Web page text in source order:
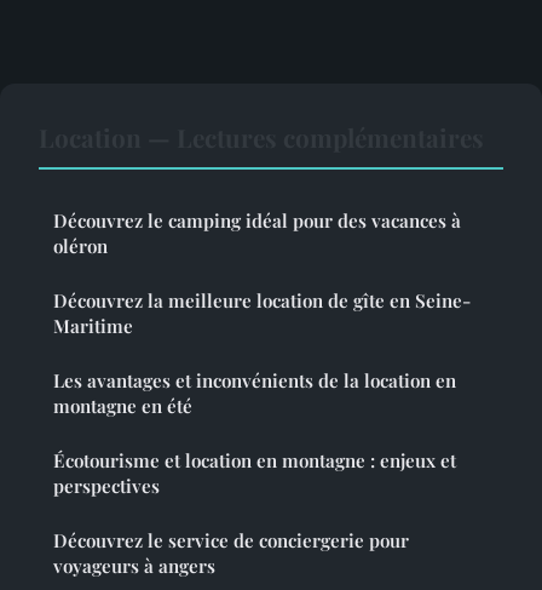
Découvrez le camping idéal pour des vacances à
oléron
Découvrez la meilleure location de gîte en Seine-
Maritime
Les avantages et inconvénients de la location en
montagne en été
Écotourisme et location en montagne : enjeux et
perspectives
Découvrez le service de conciergerie pour
voyageurs à angers